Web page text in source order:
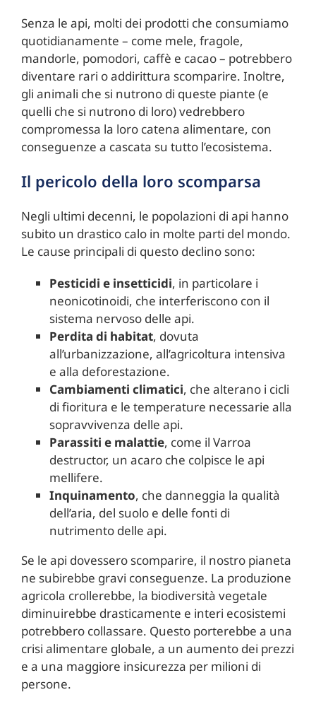
Senza le api, molti dei prodotti che consumiamo
quotidianamente – come mele, fragole,
mandorle, pomodori, caffè e cacao – potrebbero
diventare rari o addirittura scomparire. Inoltre,
gli animali che si nutrono di queste piante (e
quelli che si nutrono di loro) vedrebbero
compromessa la loro catena alimentare, con
conseguenze a cascata su tutto l’ecosistema.
Il pericolo della loro scomparsa
Negli ultimi decenni, le popolazioni di api hanno
subito un drastico calo in molte parti del mondo.
Le cause principali di questo declino sono:
Pesticidi e insetticidi, in particolare i
neonicotinoidi, che interferiscono con il
sistema nervoso delle api.
Perdita di habitat, dovuta
all’urbanizzazione, all’agricoltura intensiva
e alla deforestazione.
Cambiamenti climatici, che alterano i cicli
di fioritura e le temperature necessarie alla
sopravvivenza delle api.
Parassiti e malattie, come il Varroa
destructor, un acaro che colpisce le api
mellifere.
Inquinamento, che danneggia la qualità
dell’aria, del suolo e delle fonti di
nutrimento delle api.
Se le api dovessero scomparire, il nostro pianeta
ne subirebbe gravi conseguenze. La produzione
agricola crollerebbe, la biodiversità vegetale
diminuirebbe drasticamente e interi ecosistemi
potrebbero collassare. Questo porterebbe a una
crisi alimentare globale, a un aumento dei prezzi
e a una maggiore insicurezza per milioni di
persone.